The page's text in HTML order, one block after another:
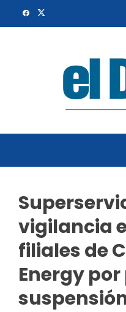
vigilancia
filiales de
Energy